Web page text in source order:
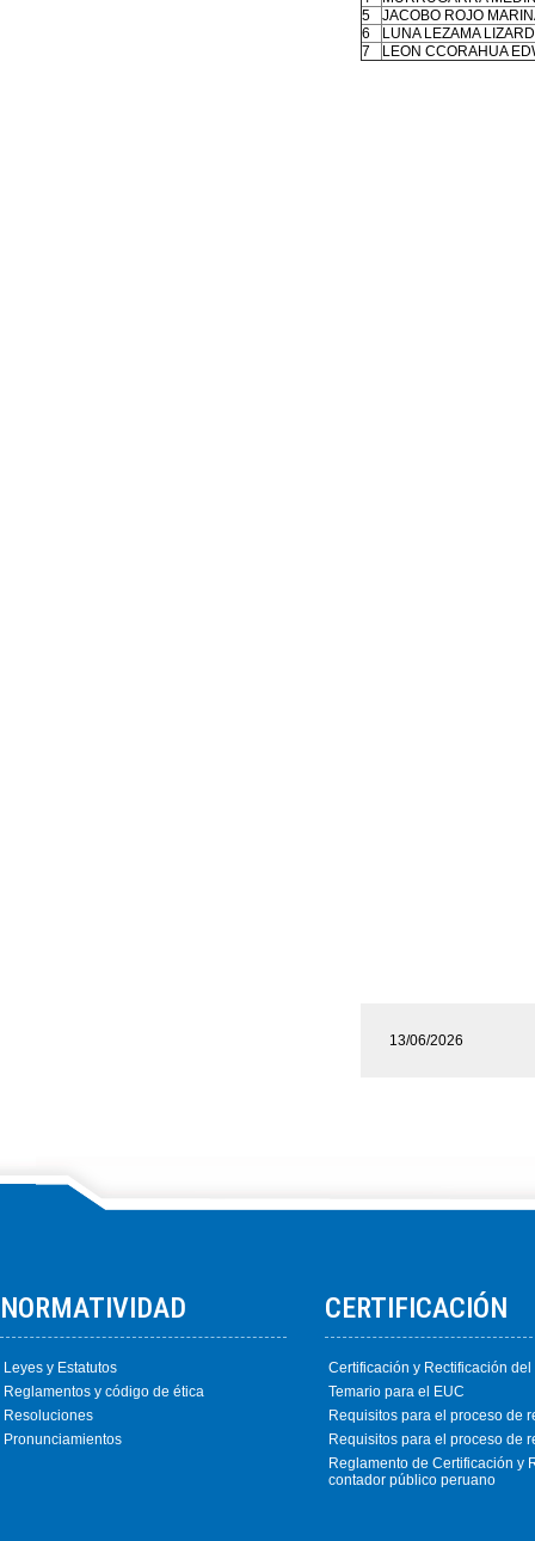
5
JACOBO ROJO
6
LUNA LEZAMA
7
LEON CCORAHUA
13/06/2026
NORMATIVIDAD
Leyes y Estatutos
Reglamentos y código de ética
Resoluciones
Pronunciamientos
CERTIFICACIÓN
Certificación y Rectificación
Temario para el EUC
Requisitos para el proceso de
Requisitos para el proceso de
Reglamento de Certificación y
contador público peruano